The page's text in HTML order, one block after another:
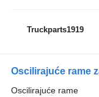
Truckparts1919
Oscilirajuće rame
Oscilirajuće rame